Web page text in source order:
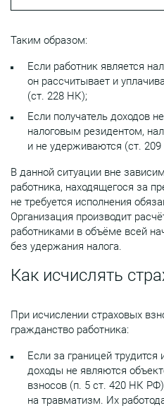
Таким образом:
Если работник является
он рассчитывает и
(ст. 228 НК);
Если получатель доходов
налоговым резидентом,
и не удерживаются (ст.
В данной ситуации вне
работника, находящегося за
не требуется исполнения
Организация производит
работниками в объёме всей
без удержания налога.
Как исчислять
При исчислении страховых
гражданство работника:
Если за границей
доходы не являются
взносов (п. 5 ст. 420 НК
на травматизм. Их